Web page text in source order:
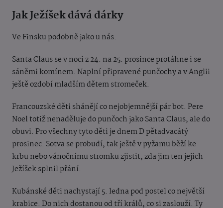
Jak Ježíšek dává dárky
Ve Finsku podobně jako u nás.
Santa Claus se v noci z 24. na 25. prosince protáhne i se
sáněmi komínem. Naplní připravené punčochy a v Anglii
ještě ozdobí mladším dětem stromeček.
Francouzské děti shánějí co nejobjemnější pár bot. Pere
Noel totiž nenaděluje do punčoch jako Santa Claus, ale do
obuvi. Pro všechny tyto děti je dnem D pětadvacátý
prosinec. Sotva se probudí, tak ještě v pyžamu běží ke
krbu nebo vánočnímu stromku zjistit, zda jim ten jejich
Ježíšek splnil přání.
Kubánské děti nachystají 5. ledna pod postel co největší
krabice. Do nich dostanou od tří králů, co si zaslouží. Ty